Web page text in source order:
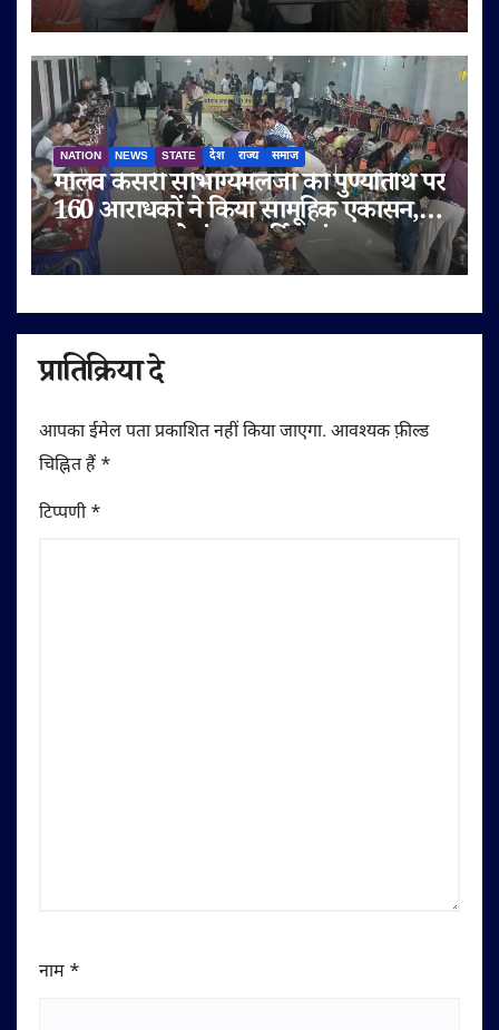
NATION NEWS STATE देश राज्य समाज
मालव केसरी सौभाग्यमलजी की पुण्यतिथि पर
160 आराधकों ने किया सामूहिक एकासन,
तप-आराधना से गूंजा चतुर्विध संघ
प्रातिक्रिया दे
आपका ईमेल पता प्रकाशित नहीं किया जाएगा. आवश्यक फ़ील्ड
चिह्नित हैं *
टिप्पणी*
नाम *